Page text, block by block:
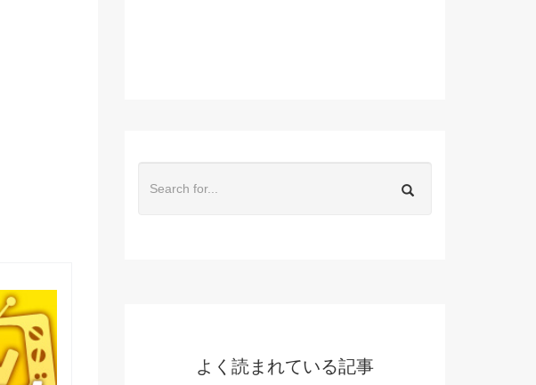
よく読まれている記事